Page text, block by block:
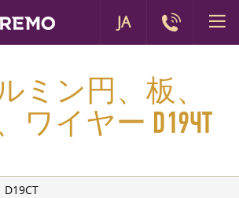
ミン円、板、
ワイヤー D19ЧТ
D19CT
JA